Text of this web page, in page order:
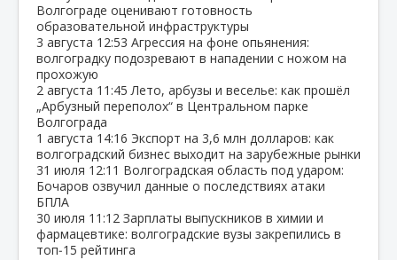
Волгограде оценивают готовность
образовательной инфраструктуры
3 августа 12:53 Агрессия на фоне опьянения:
волгоградку подозревают в нападении с ножом на
прохожую
2 августа 11:45 Лето, арбузы и веселье: как прошёл
„Арбузный переполох“ в Центральном парке
Волгограда
1 августа 14:16 Экспорт на 3,6 млн долларов: как
волгоградский бизнес выходит на зарубежные рынки
31 июля 12:11 Волгоградская область под ударом:
Бочаров озвучил данные о последствиях атаки
БПЛА
30 июля 11:12 Зарплаты выпускников в химии и
фармацевтике: волгоградские вузы закрепились в
топ‑15 рейтинга